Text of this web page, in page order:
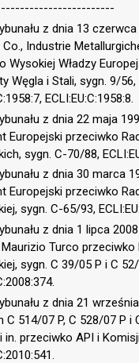
z dnia 13 czerwca
Industrie
Wysokiej Władzy
Węgla i Stali, sygn. 9/
ECLI:EU:C:1958:8.
z dnia 22 maja
Europejski przeciwko
sygn. C-70/88,
z dnia 30 marca
Europejski przeciwko
sygn. C-65/93,
z dnia 1 lipca
Turco przeciwko
sygn. C 39/05 P i C
z dnia 21
C 514/07 P, C 528/07 P i
in. przeciwko API i